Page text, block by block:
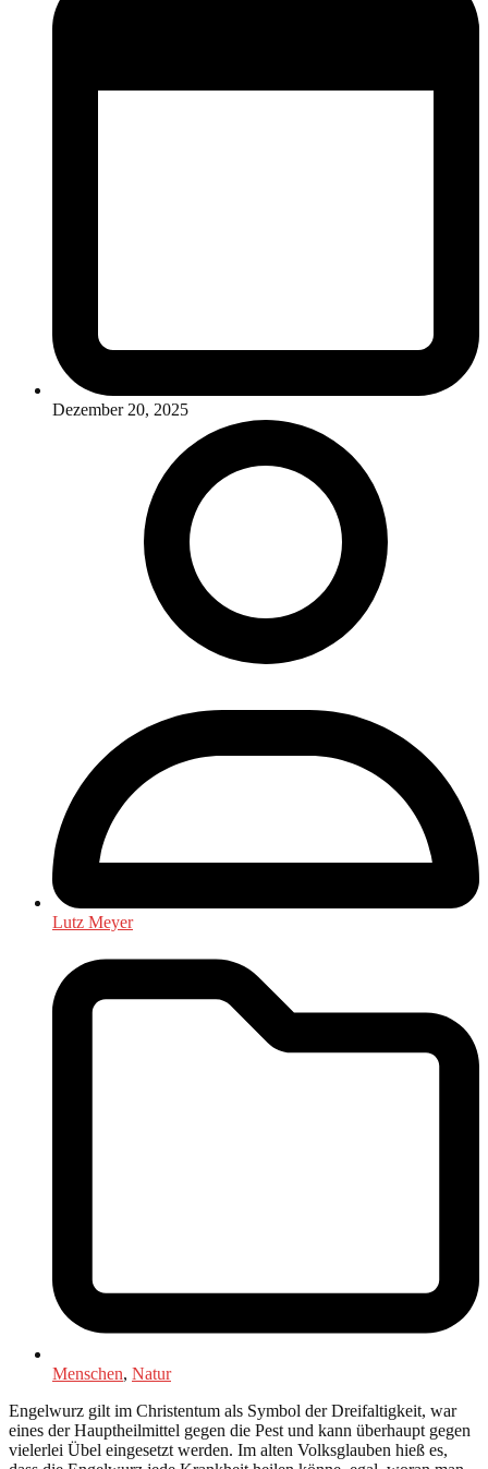
Dezember 20, 2025
Lutz Meyer
Menschen, Natur
Engelwurz gilt im Christentum als Symbol der Dreifaltigkeit, war
eines der Hauptheilmittel gegen die Pest und kann überhaupt gegen
vielerlei Übel eingesetzt werden. Im alten Volksglauben hieß es,